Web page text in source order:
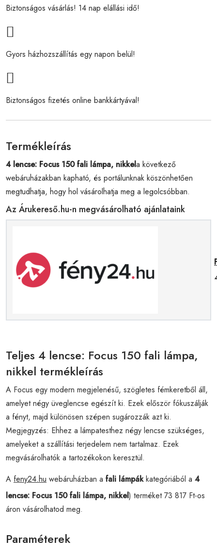
Biztonságos vásárlás! 14 nap elállási idő!
Gyors házhozszállítás egy napon belül!
Biztonságos fizetés online bankkártyával!
Termékleírás
4 lencse: Focus 150 fali lámpa, nikkela következő
webáruházakban kapható, és portálunknak köszönhetően
megtudhatja, hogy hol vásárolhatja meg a legolcsóbban.
Az Árukereső.hu-n megvásárolható ajánlataink
Teljes 4 lencse: Focus 150 fali lámpa,
nikkel termékleírás
A Focus egy modern megjelenésű, szögletes fémkeretből áll,
amelyet négy üveglencse egészít ki. Ezek először fókuszálják
a fényt, majd különösen szépen sugározzák azt ki.
Megjegyzés: Ehhez a lámpatesthez négy lencse szükséges,
amelyeket a szállítási terjedelem nem tartalmaz. Ezek
megvásárolhatók a tartozékokon keresztül.
A feny24.hu webáruházban a fali lámpákkategóriából a 4
lencse: Focus 150 fali lámpa, nikkel) terméket 73 817 Ft-os
áron vásárolhatod meg.
Paraméterek